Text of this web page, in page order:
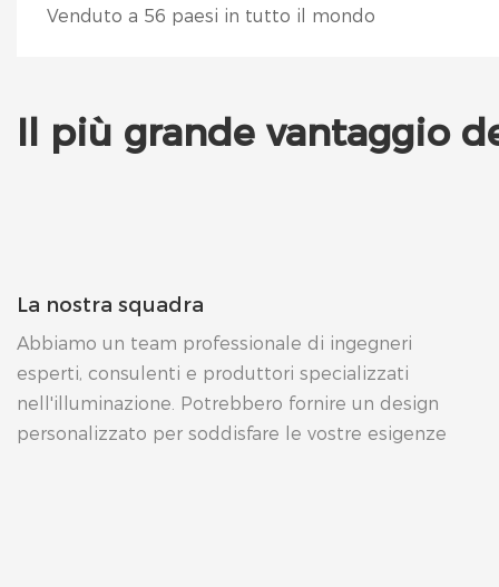
Venduto a 56 paesi in tutto il mondo
Il più grande vantaggio
La nostra squadra
Abbiamo un team professionale di ingegneri
esperti, consulenti e produttori specializzati
nell'illuminazione. Potrebbero fornire un design
personalizzato per soddisfare le vostre esigenze